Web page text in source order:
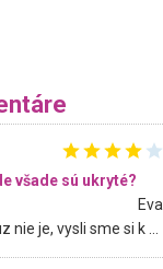
všade sú ukryté?
Eva